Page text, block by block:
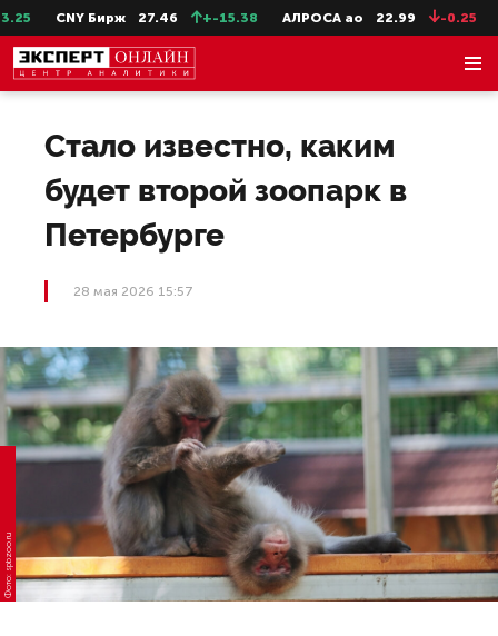
CNY Бирж 27.46 +-15.38 АЛРОСА ао 22.99 -0.25
Стало известно, каким
будет второй зоопарк в
Петербурге
28 мая 2026 15:57
Фото: spbzoo.ru